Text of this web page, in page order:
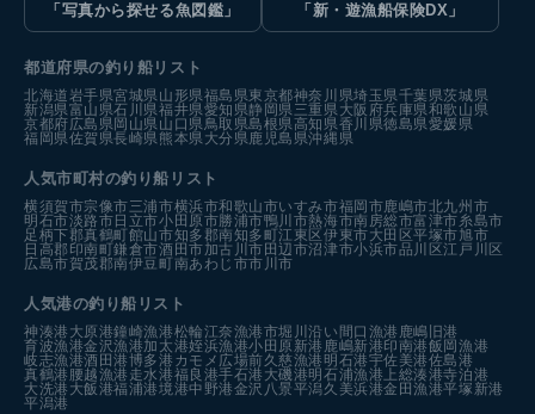
「写真から探せる魚図鑑」
「新・遊漁船保険DX」
都道府県の釣り船リスト
北海道岩手県宮城県山形県福島県東京都神奈川県埼玉県千葉県茨城県
新潟県富山県石川県福井県愛知県静岡県三重県大阪府兵庫県和歌山県
京都府広島県岡山県山口県鳥取県島根県高知県香川県徳島県愛媛県
福岡県佐賀県長崎県熊本県大分県鹿児島県沖縄県
人気市町村の釣り船リスト
横須賀市宗像市三浦市横浜市和歌山市いすみ市福岡市鹿嶋市北九州市
明石市淡路市 日立市小田原市勝浦市鴨川市熱海市南房総市富津市糸島市
足柄下郡真鶴町館山市知多郡南知多町江東区伊東市大田区平塚市旭市
日高郡印南町鎌倉市酒田市加古川市 田辺市沼津市小浜市品川区江戸川区
広島市賀茂郡南伊豆町南あわじ市市川市
人気港の釣り船リスト
神湊港 大原港鐘崎漁港松輪江奈漁港市堀川沿い 間口漁港 鹿嶋旧港
育波漁港金沢漁港加太港姪浜漁港小田原新港 鹿嶋新港印南港飯岡漁港
岐志漁港酒田港博多港カモメ広場前久慈漁港 明石港宇佐美港佐島港
真鶴港 腰越漁港 走水港福良港手石港 大磯港明石浦漁港 上総湊港寺泊港
大洗港 大飯港福浦港境港中野港金沢八景平潟久美浜港金田漁港平塚新港
平潟港